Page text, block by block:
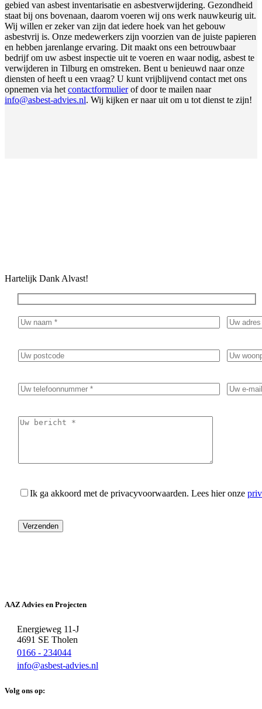
gebied van asbest inventarisatie en asbestverwijdering. Gezondheid
staat bij ons bovenaan, daarom voeren wij ons werk nauwkeurig uit.
Wij willen er zeker van zijn dat iedere hoek van het gebouw
asbestvrij is. Onze medewerkers zijn voorzien van de juiste papieren
en hebben jarenlange ervaring. Dit maakt ons een betrouwbaar
bedrijf om uw asbest inspectie uit te voeren en waar nodig, asbest te
verwijderen in Tilburg en omstreken. Bent u benieuwd naar onze
diensten of heeft u een vraag? U kunt vrijblijvend contact met ons
opnemen via hetcontactformulierof door te mailen naar
info@asbest-advies.nl. Wij kijken er naar uit om u tot dienst te zijn!
Hartelijk Dank Alvast!
Ik ga akkoord met de privacyvoorwaarden. Lees hier onze
AAZ Advies en Projecten
Energieweg 11-J
4691 SE Tholen
0166 - 234044
info@asbest-advies.nl
Volg ons op: